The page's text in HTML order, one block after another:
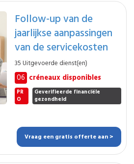
Follow-up van de
jaarlijkse aanpassingen
van de servicekosten
35 Uitgevoerde dienst(en)
06 créneaux disponibles
PR
O
Geverifieerde financiële
gezondheid
Vraag een gratis offerte aan >